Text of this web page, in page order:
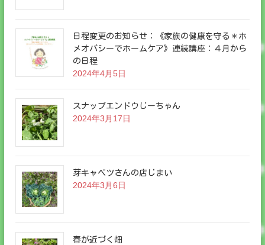
日程変更のお知らせ：《家族の健康を守る＊ホ
メオパシーでホームケア》連続講座：４月から
の日程
2024年4月5日
スナップエンドウじーちゃん
2024年3月17日
芽キャベツさんの店じまい
2024年3月6日
春が近づく畑